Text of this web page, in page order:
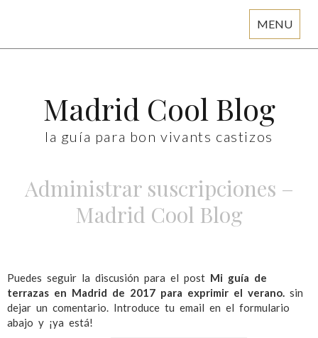
MENU
Madrid Cool Blog
la guía para bon vivants castizos
Administrar suscripciones –
Madrid Cool Blog
Puedes seguir la discusión para el post Mi guía de
terrazas en Madrid de 2017 para exprimir el verano. sin
dejar un comentario. Introduce tu email en el formulario
abajo y ¡ya está!